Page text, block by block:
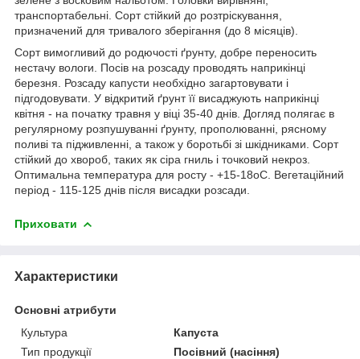
транспортабельні. Сорт стійкий до розтріскування,
призначений для тривалого зберігання (до 8 місяців).
Сорт вимогливий до родючості ґрунту, добре переносить
нестачу вологи. Посів на розсаду проводять наприкінці
березня. Розсаду капусти необхідно загартовувати і
підгодовувати. У відкритий ґрунт її висаджують наприкінці
квітня - на початку травня у віці 35-40 днів. Догляд полягає в
регулярному розпушуванні ґрунту, прополюванні, рясному
поливі та підживленні, а також у боротьбі зі шкідниками. Сорт
стійкий до хвороб, таких як сіра гниль і точковий некроз.
Оптимальна температура для росту - +15-18оС. Вегетаційний
період - 115-125 днів після висадки розсади.
Приховати
Характеристики
Основні атрибути
Культура
Капуста
Тип продукції
Посівний (насіння)